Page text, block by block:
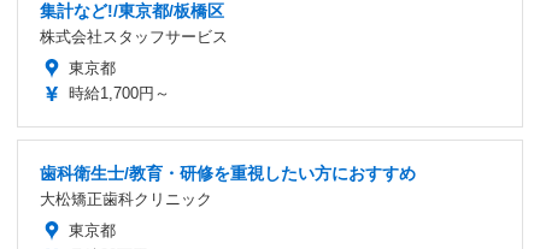
集計など!/東京都/板橋区
株式会社スタッフサービス
東京都
時給1,700円～
歯科衛生士/教育・研修を重視したい方におすすめ
大松矯正歯科クリニック
東京都